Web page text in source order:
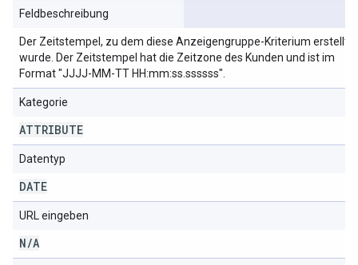
Feldbeschreibung
Der Zeitstempel, zu dem diese Anzeigengruppe-Kriterium erstellt
wurde. Der Zeitstempel hat die Zeitzone des Kunden und ist im
Format "JJJJ-MM-TT HH:mm:ss.ssssss".
Kategorie
ATTRIBUTE
Datentyp
DATE
URL eingeben
N/A